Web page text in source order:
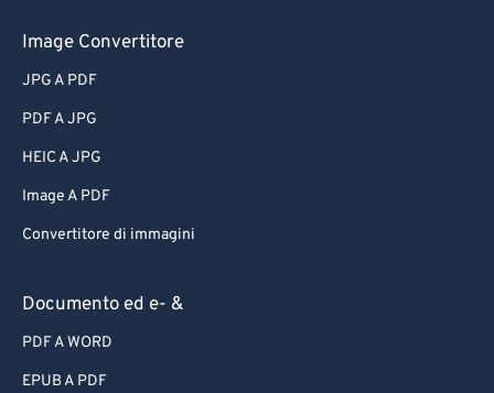
Image Convertitore
JPG A PDF
PDF A JPG
HEIC A JPG
Image A PDF
Convertitore di immagini
Documento ed e- &
PDF A WORD
EPUB A PDF